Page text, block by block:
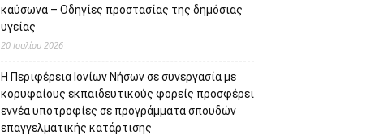
καύσωνα – Οδηγίες προστασίας της δημόσιας
υγείας
20 Ιουλίου 2026
Η Περιφέρεια Ιονίων Νήσων σε συνεργασία με
κορυφαίους εκπαιδευτικούς φορείς προσφέρει
εννέα υποτροφίες σε προγράμματα σπουδών
επαγγελματικής κατάρτισης